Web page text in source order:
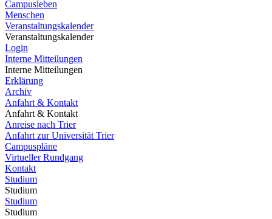
Campusleben
Menschen
Veranstaltungskalender
Veranstaltungskalender
Login
Interne Mitteilungen
Interne Mitteilungen
Erklärung
Archiv
Anfahrt & Kontakt
Anfahrt & Kontakt
Anreise nach Trier
Anfahrt zur Universität Trier
Campuspläne
Virtueller Rundgang
Kontakt
Studium
Studium
Studium
Studium